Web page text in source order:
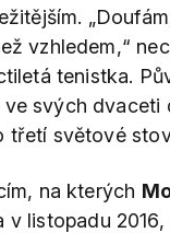
vzhledem,“
tenistka.
svých dvaceti
třetí světové
na kterých
v listopadu